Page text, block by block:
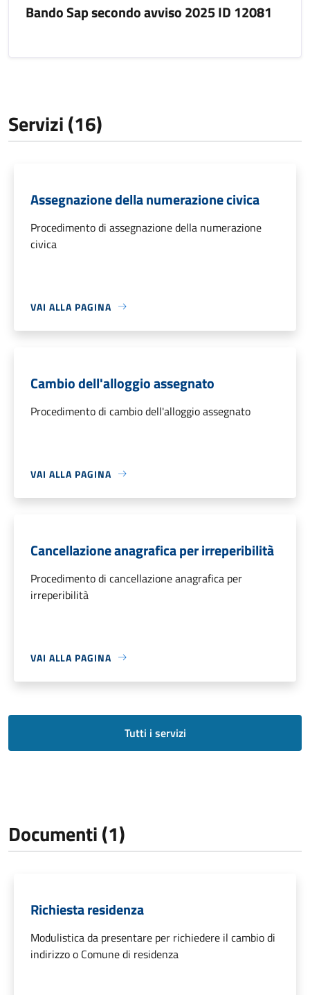
Bando Sap secondo avviso 2025 ID 12081
Servizi (16)
Assegnazione della numerazione civica
Procedimento di assegnazione della numerazione
civica
VAI ALLA PAGINA
Cambio dell'alloggio assegnato
Procedimento di cambio dell'alloggio assegnato
VAI ALLA PAGINA
Cancellazione anagrafica per irreperibilità
Procedimento di cancellazione anagrafica per
irreperibilità
VAI ALLA PAGINA
Tutti i servizi
Documenti (1)
Richiesta residenza
Modulistica da presentare per richiedere il cambio di
indirizzo o Comune di residenza